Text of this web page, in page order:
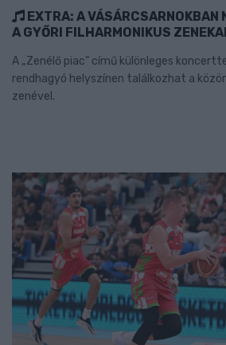
EXTRA: A
A GYŐRI FILHARMONIKUS
A „Zenélő piac” című különleges
rendhagyó helyszínen találkozhat a
zenével.